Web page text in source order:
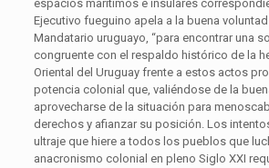
espacios marítimos e insulares
Ejecutivo fueguino apela a la buena
Mandatario uruguayo, “para encontrar una
congruente con el respaldo histórico de la
Oriental del Uruguay frente a estos actos
potencia colonial que, valiéndose de la
aprovecharse de la situación para
derechos y afianzar su posición. Los
ultraje que hiere a todos los pueblos que
anacronismo colonial en pleno Siglo XXI